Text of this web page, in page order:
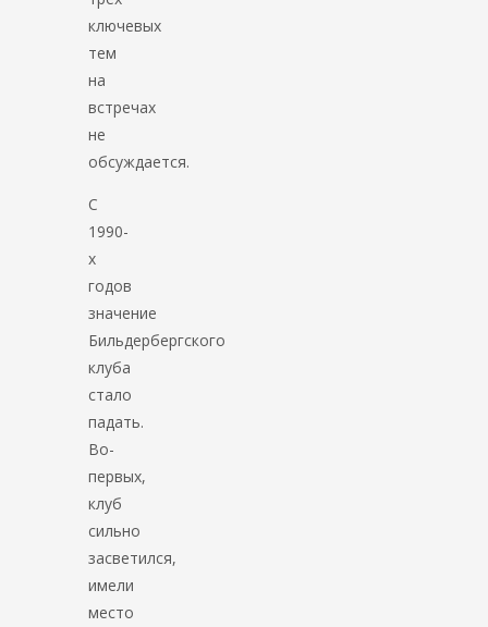
ключевых
тем
на
встречах
не
обсуждается.
С
1990-
х
годов
значение
Бильдербергского
клуба
стало
падать.
Во-
первых,
клуб
сильно
засветился,
имели
место